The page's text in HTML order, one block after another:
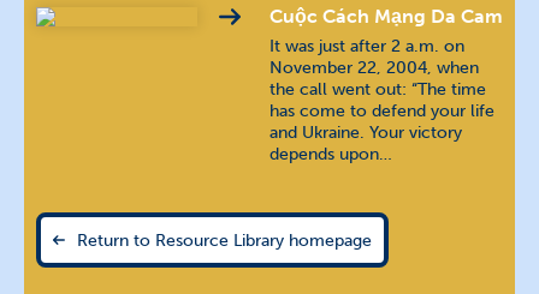
Cuộc Cách Mạng Da Cam
It was just after 2 a.m. on
November 22, 2004, when
the call went out: “The time
has come to defend your life
and Ukraine. Your victory
depends upon…
Return to Resource Library homepage